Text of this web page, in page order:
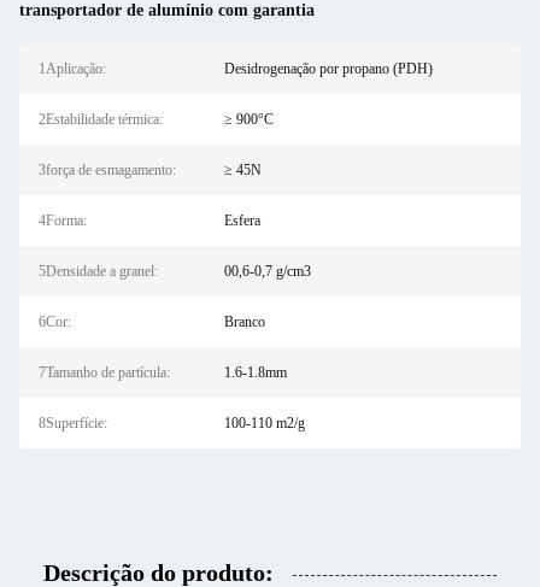
transportador de alumínio com garantia
1Aplicação: Desidrogenação por propano (PDH)
2Estabilidade térmica: ≥ 900°C
3força de esmagamento: ≥ 45N
4Forma: Esfera
5Densidade a granel: 00,6-0,7 g/cm3
6Cor: Branco
7Tamanho de partícula: 1.6-1.8mm
8Superfície: 100-110 m2/g
Descrição do produto: